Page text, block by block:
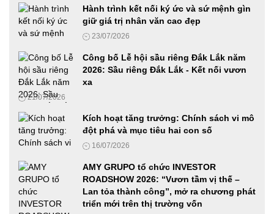
của Đảng đến hành động Quốc gia
18/06/2026
VIMEXPO 2026 và Vietnam AutoExpo 2026: Cầu nối hiệu
quả cho các doanh nghiệp trong ngành Ô tô, xe máy và
Công nghiệp hỗ trợ
12/06/2026
Ứng dụng công nghệ số, AI và mã hóa tài sản thực trong
phát triển doanh nghiệp Việt Nam
27/05/2026
Phát động cuộc thi Samsung solve for tomorrow 2026 tại khu
vực phía Nam, hoàn thành chuỗi roadshow ba miền
19/05/2026
Hành trình kết nối ký ức và sứ mệnh gìn
giữ giá trị nhân văn cao đẹp
23/07/2026
Công bố Lễ hội sầu riêng Đắk Lắk năm
2026: Sầu riêng Đắk Lắk - Kết nối vươn
xa
21/07/2026
Kích hoạt tăng trưởng: Chính sách vi mô
đột phá và mục tiêu hai con số
16/07/2026
AMY GRUPO tổ chức INVESTOR
ROADSHOW 2026: “Vươn tầm vị thế –
Lan tỏa thành công”, mở ra chương phát
triển mới trên thị trường vốn